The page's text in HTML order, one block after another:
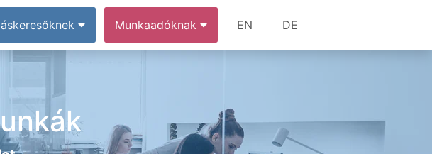
Munkaadóknak EN DE